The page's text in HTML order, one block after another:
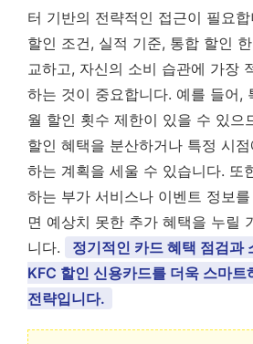
터 기반의 전략적인 접근이 필요
할인 조건, 실적 기준, 통합 할인
교하고, 자신의 소비 습관에 가장
하는 것이 중요합니다. 예를 들어,
월 할인 횟수 제한이 있을 수 있으
할인 혜택을 분산하거나 특정 시
하는 계획을 세울 수 있습니다. 또
하는 부가 서비스나 이벤트 정보
면 예상치 못한 추가 혜택을 누릴
니다.
정기적인 카드 혜택 점검과
KFC 할인 신용카드를 더욱 스마트
전략입니다.